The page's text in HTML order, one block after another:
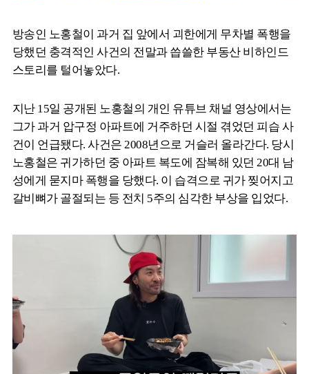
방송인 노홍철이 과거 집 앞에서 괴한에게 무차별 폭행을
당했던 충격적인 사건의 전말과 씁쓸한 부동산 비하인드
스토리를 털어놓았다.
지난 15일 공개된 노홍철의 개인 유튜브 채널 영상에서는
그가 과거 압구정 아파트에 거주하던 시절 겪었던 피습 사
건이 언급됐다. 사건은 2008년으로 거슬러 올라간다. 당시
노홍철은 귀가하던 중 아파트 복도에 잠복해 있던 20대 남
성에게 묻지마 폭행을 당했다. 이 습격으로 귀가 찢어지고
갈비뼈가 골절되는 등 전치 5주의 심각한 부상을 입었다.